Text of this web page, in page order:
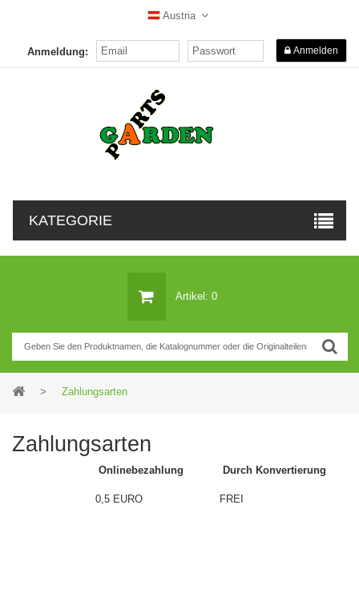
Austria
Anmeldung: Anmelden
KATEGORIE
Artikel: 0
> Zahlungsarten
Zahlungsarten
Onlinebezahlung Durch Konvertierung
0,5 EURO FREI